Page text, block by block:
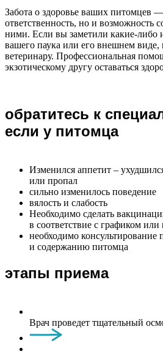
Забота о здоровье ваших питомцев
ответственность, но и возможность
ними. Если вы заметили какие-либо
вашего паука или его внешнем виде,
ветеринару. Профессиональная
экзотическому другу оставаться
обратитесь к
если у питомца
Изменился аппетит –
или пропал
сильно изменилось поведение
вялость и слабость
Необходимо сделать
в соответствие с графиком или
необходимо
и содержанию питомца
этапы приема
Врач проведет тщательный